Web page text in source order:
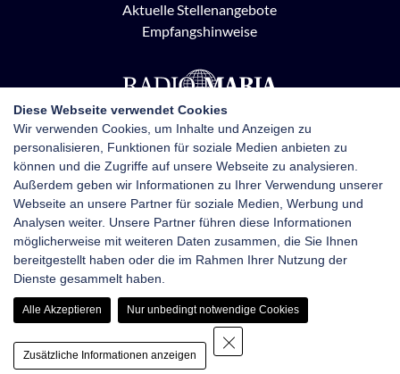
Aktuelle Stellenangebote
Empfangshinweise
Radio Maria Österreich
Pottendorfer Straße 21, 1120 Wien
+43 1 710 70 72
kontakt@radiomaria.at
Impressum Netiquette
Datenschutz
Haftungsausschluss
Diese Webseite verwendet Cookies
Wir verwenden Cookies, um Inhalte und Anzeigen zu
personalisieren, Funktionen für soziale Medien anbieten zu
können und die Zugriffe auf unsere Webseite zu analysieren.
Außerdem geben wir Informationen zu Ihrer Verwendung unserer
Webseite an unsere Partner für soziale Medien, Werbung und
Analysen weiter. Unsere Partner führen diese Informationen
möglicherweise mit weiteren Daten zusammen, die Sie Ihnen
bereitgestellt haben oder die im Rahmen Ihrer Nutzung der
Dienste gesammelt haben.
Alle Akzeptieren Nur unbedingt notwendige Cookies
Zusätzliche Informationen anzeigen